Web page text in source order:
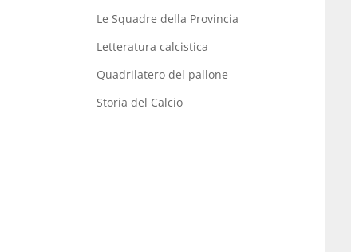
Le Squadre della Provincia
Letteratura calcistica
Quadrilatero del pallone
Storia del Calcio